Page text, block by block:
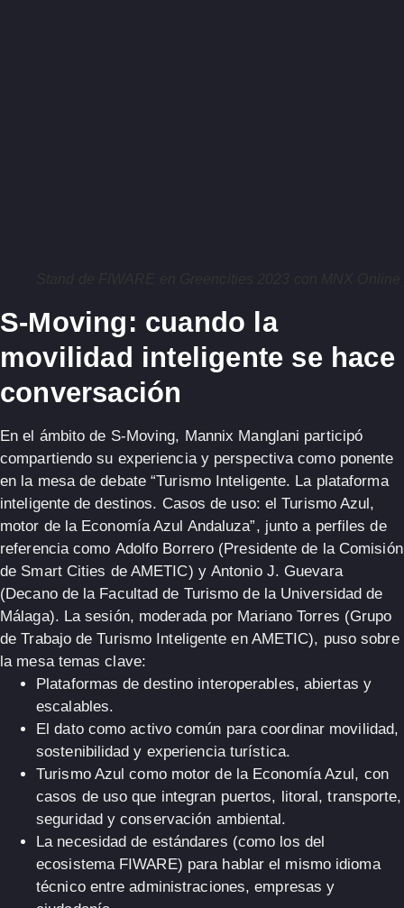
S-Moving: cuando la
movilidad inteligente se hace
conversación
En el ámbito de S-Moving, Mannix Manglani participó
compartiendo su experiencia y perspectiva como ponente
en la mesa de debate“Turismo Inteligente. La plataforma
inteligente de destinos. Casos de uso: el Turismo Azul,
motor de la Economía Azul Andaluza”, junto a perfiles de
referencia como Adolfo Borrero (Presidente de la Comisión
de Smart Cities de AMETIC) y Antonio J. Guevara
(Decano de la Facultad de Turismo de la Universidad de
Málaga). La sesión, moderada por Mariano Torres (Grupo
de Trabajo de Turismo Inteligente en AMETIC), puso sobre
la mesa temas clave:
Plataformas de destino interoperables, abiertas y
escalables.
Eldatocomo activo común para coordinar movilidad,
sostenibilidad y experiencia turística.
Turismo Azul como motor de la Economía Azul, con
casos de uso que integran puertos, litoral, transporte,
seguridad y conservación ambiental.
La necesidad de estándares (como los del
ecosistema FIWARE) para hablar el mismo idioma
técnico entre administraciones, empresas y